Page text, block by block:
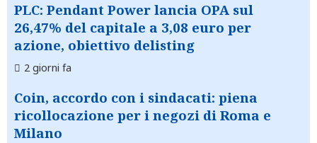
PLC: Pendant Power lancia OPA sul
26,47% del capitale a 3,08 euro per
azione, obiettivo delisting
2 giorni fa
Coin, accordo con i sindacati: piena
ricollocazione per i negozi di Roma e
Milano